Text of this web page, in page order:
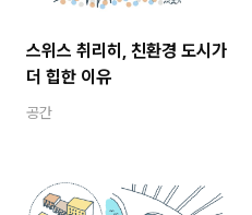
스위스 취리히, 친환경 도시가
더 힙한 이유
공간